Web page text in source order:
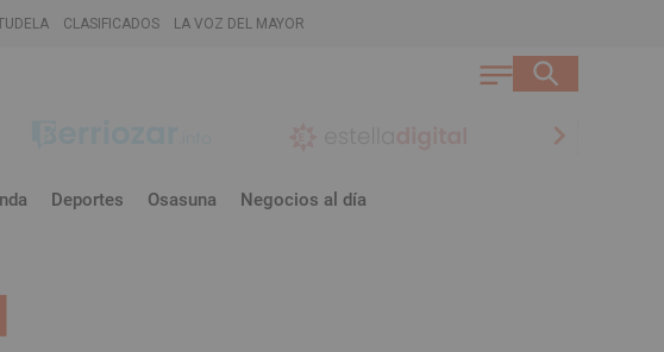
CLASIFICADOS LA VOZ DEL MAYOR
chevron_right
Deportes Osasuna Negocios al día